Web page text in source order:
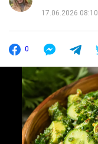
17.06.2026 08:10
0